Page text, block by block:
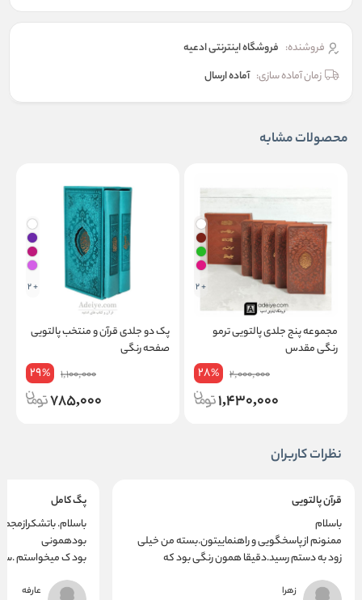
فروشنده: فروشگاه اینترنتی ادعیه
زمان آماده سازی: آماده ارسال
محصولات مشابه
+ 2
مجموعه پنج جلدی پالتویی ترمو
رنگی مقدس
2,000,000
28%
1,430,000
+ 2
پک دو جلدی قرآن و منتخب پالتویی
صفحه رنگی
1,100,000
29%
785,000
نظرات کاربران
قرآن پالتویی
باسلام
ممنونم از پاسخگویی و راهنماییتون.بسته من خیلی
زود به دستم رسید.دقیقا همون رنگی بود که
میخواستم
زهرا
پگ کامل
باسلام.
بودهمونی
بود ک میخواستم
.سپاسگزارم
عارفه